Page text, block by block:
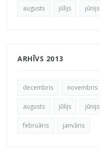
augusts jūlijs jūnijs
ARHĪVS 2013
decembris novembris
augusts jūlijs jūnijs
februāris janvāris